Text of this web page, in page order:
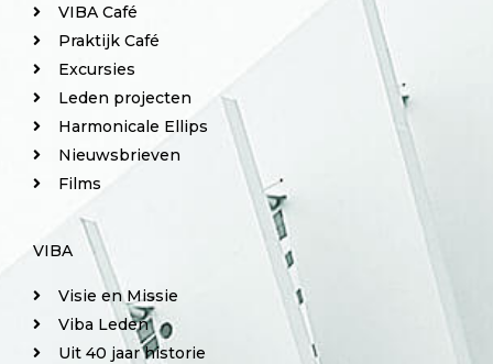
VIBA Café
Praktijk Café
Excursies
Leden projecten
Harmonicale Ellips
Nieuwsbrieven
Films
VIBA
Visie en Missie
Viba Leden
Uit 40 jaar historie